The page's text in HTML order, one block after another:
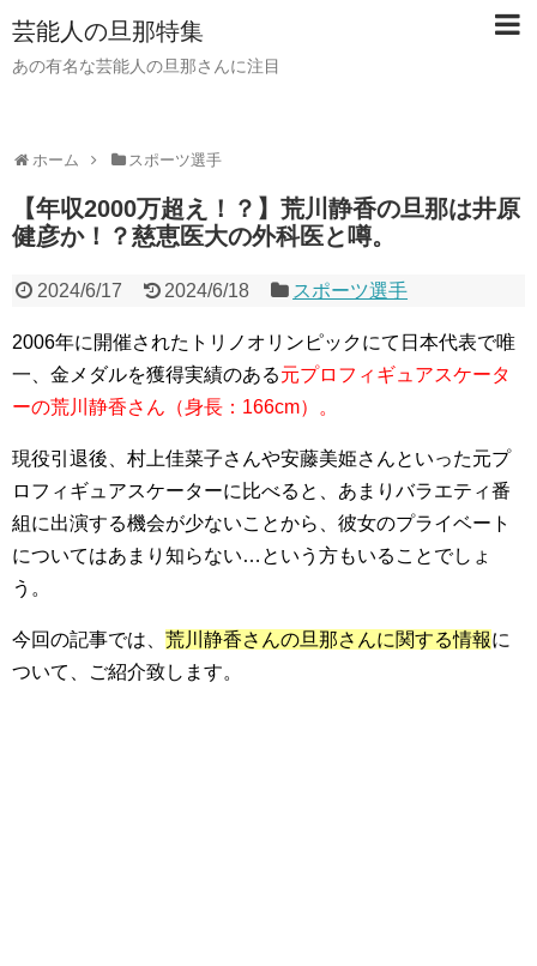
芸能人の旦那特集
あの有名な芸能人の旦那さんに注目
ホーム スポーツ選手
【年収2000万超え！？】荒川静香の旦那は井原
健彦か！？慈恵医大の外科医と噂。
2024/6/17 2024/6/18 スポーツ選手
2006年に開催されたトリノオリンピックにて日本代表で唯
一、金メダルを獲得実績のある元プロフィギュアスケータ
ーの荒川静香さん（身長：166cm）。
現役引退後、村上佳菜子さんや安藤美姫さんといった元プ
ロフィギュアスケーターに比べると、 あまりバラエティ番
組に出演する機会が少ないことから、彼女のプライベート
についてはあまり知らない…という方もいることでしょ
う。
今回の記事では、 荒川静香さんの旦那さんに関する情報に
ついて、ご紹介致します。